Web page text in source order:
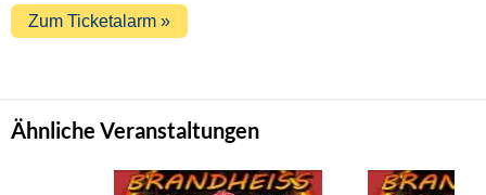
Ähnliche Veranstaltungen